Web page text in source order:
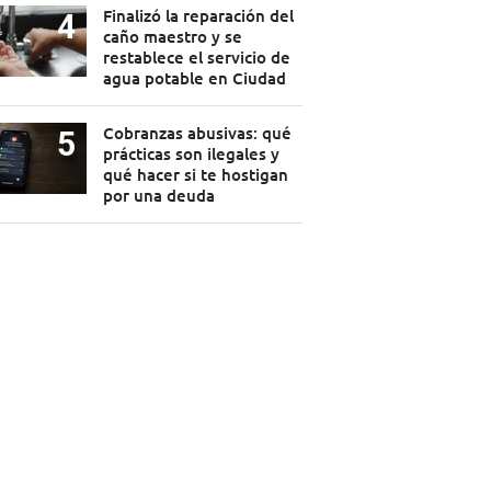
Finalizó la reparación del
caño maestro y se
restablece el servicio de
agua potable en Ciudad
Cobranzas abusivas: qué
prácticas son ilegales y
qué hacer si te hostigan
por una deuda